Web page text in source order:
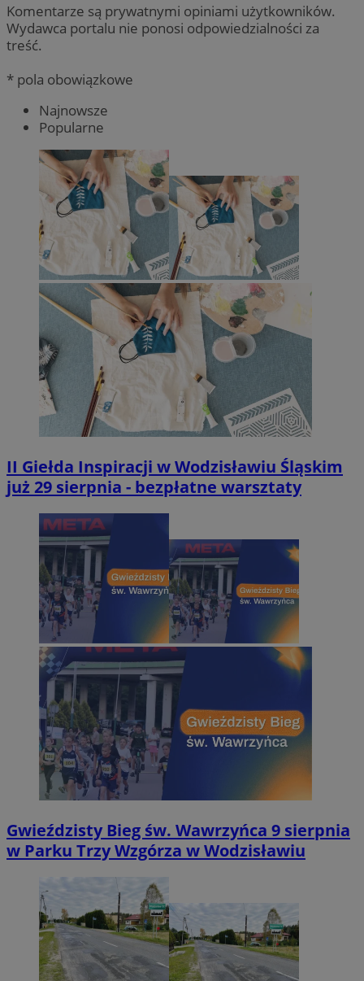
Komentarze są prywatnymi opiniami użytkowników.
Wydawca portalu nie ponosi odpowiedzialności za
treść.
* pola obowiązkowe
Najnowsze
Popularne
II Giełda Inspiracji w Wodzisławiu Śląskim
już 29 sierpnia - bezpłatne warsztaty
Gwieździsty Bieg św. Wawrzyńca 9 sierpnia
w Parku Trzy Wzgórza w Wodzisławiu